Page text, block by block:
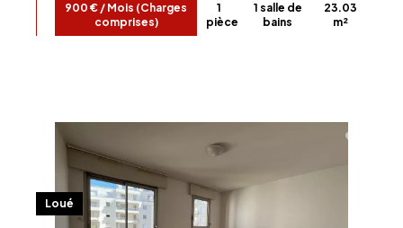
900 € / Mois (Charges
comprises)
1
pièce
1 salle de
bains
23.03
m²
Loué